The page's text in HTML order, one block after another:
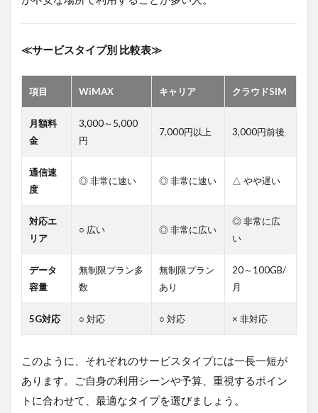
に対
が安
要
④Wi-
Fiを共
るこ
とも
6
ポケ
型
WiFi
を利
る際
のデ
ット
≪サービスタイプ別 比較表≫
項目 WiMAX キャリア クラウドSIM
月額料
金
3,000～5,000
円
7,000円以上 3,000円前後
通信速
度
◎ 非常に速い ◎ 非常に速い △ やや遅い
対応エ
リア
○ 広い ◎ 非常に広い
◎ 非常に広
い
データ
容量
無制限プラン多
数
無制限プラン
あり
20～100GB/
月
5G対応 ○ 対応 ○ 対応 × 非対応
このように、それぞれのサービスタイプには一長一短が
あります。ご自身の利用シーンや予算、重視するポイン
トに合わせて、最適なタイプを選びましょう。